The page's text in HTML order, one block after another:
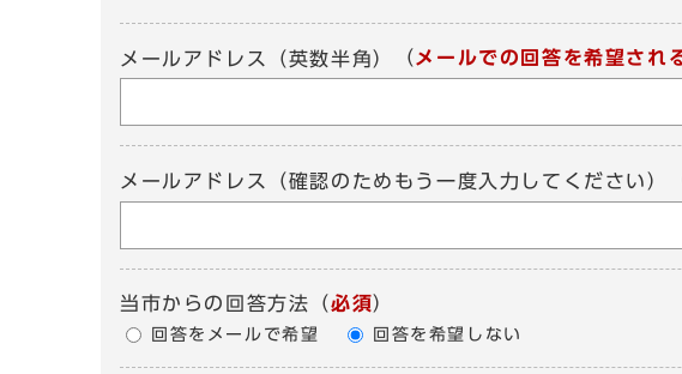
メールアドレス（英数半角） （ メールでの回答を希望され
メールアドレス（確認のためもう一度入力してください）
当市からの回答方法 （必須）
回答をメールで希望 回答を希望しない